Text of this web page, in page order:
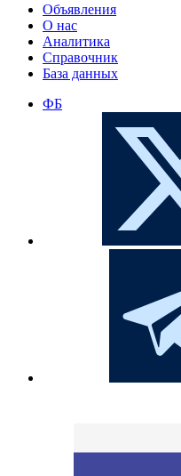
Объявления
О нас
Аналитика
Справочник
База данных
ФБ